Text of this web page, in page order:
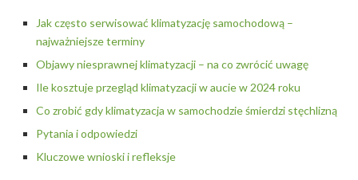
Jak często serwisować klimatyzację samochodową –
najważniejsze terminy
Objawy niesprawnej ⁣klimatyzacji – na co zwrócić uwagę
Ile kosztuje przegląd klimatyzacji​ w⁣ aucie​ w 2024⁢ roku
Co ⁣zrobić gdy klimatyzacja w samochodzie śmierdzi stęchlizną
Pytania i odpowiedzi
Kluczowe wnioski i ⁤refleksje